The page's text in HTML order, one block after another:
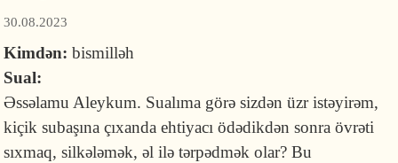
30.08.2023
Kimdən:bismilləh
Sual:
Əssəlamu Aleykum. Sualıma görə sizdən üzr istəyirəm,
kiçik subaşına çıxanda ehtiyacı ödədikdən sonra övrəti
sıxmaq, silkələmək, əl ilə tərpədmək olar? Bu